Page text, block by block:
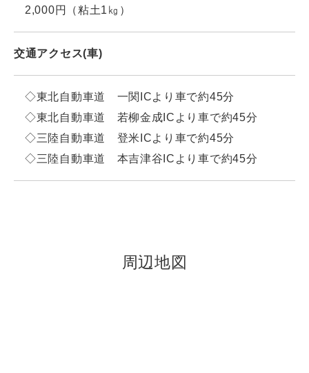
2,000円（粘土1㎏）
交通アクセス(車)
◇東北自動車道 一関ICより車で約45分
◇東北自動車道 若柳金成ICより車で約45分
◇三陸自動車道 登米ICより車で約45分
◇三陸自動車道 本吉津谷ICより車で約45分
周辺地図